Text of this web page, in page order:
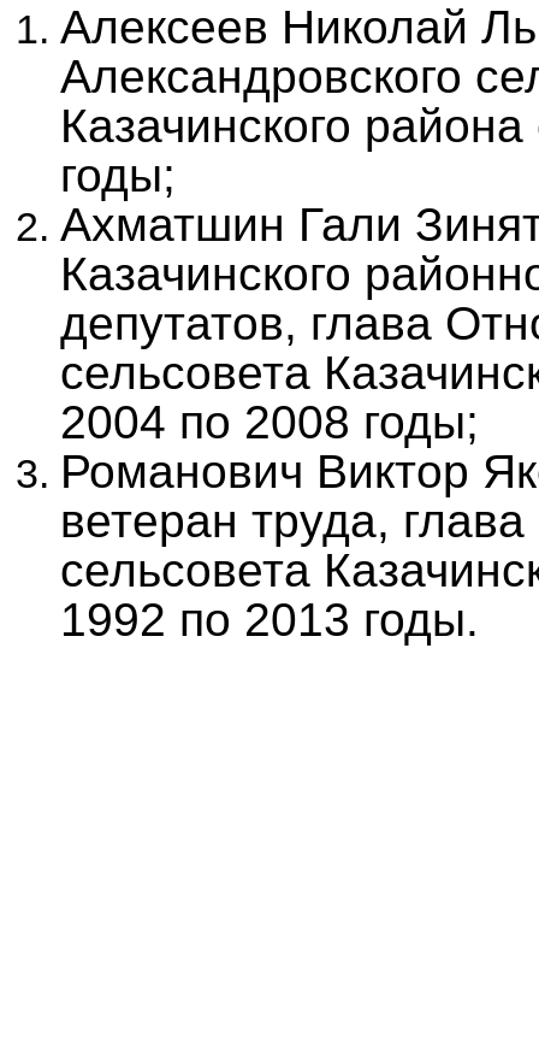
Алексеев Николай
Александровского
Казачинского
годы;
Ахматшин Гали
Казачинского
депутатов, глава
сельсовета
2004 по 2008 годы;
Романович Виктор
ветеран труда, глава
сельсовета
1992 по 2013 годы.